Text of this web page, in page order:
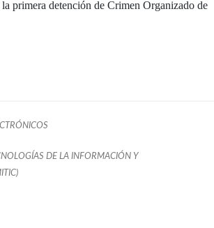
primera detención de Crimen Organizado de
DE LA INFORMACIÓN Y